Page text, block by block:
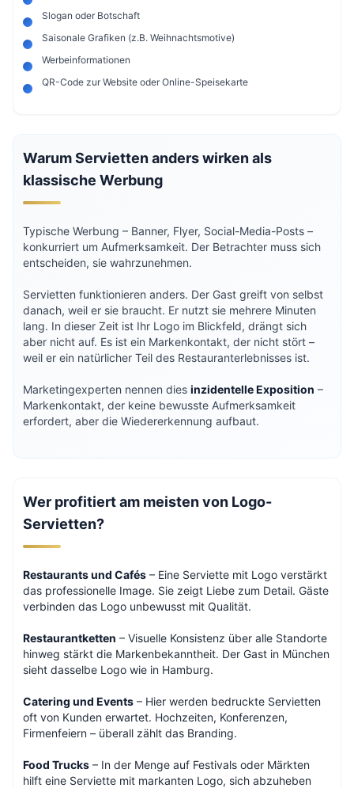
Slogan oder Botschaft
Saisonale Grafiken (z.B. Weihnachtsmotive)
Werbeinformationen
QR-Code zur Website oder Online-Speisekarte
Warum Servietten anders wirken als
klassische Werbung
Typische Werbung – Banner, Flyer, Social-Media-Posts –
konkurriert um Aufmerksamkeit. Der Betrachter muss sich
entscheiden, sie wahrzunehmen.
Servietten funktionieren anders. Der Gast greift von selbst
danach, weil er sie braucht. Er nutzt sie mehrere Minuten
lang. In dieser Zeit ist Ihr Logo im Blickfeld, drängt sich
aber nicht auf. Es ist ein Markenkontakt, der nicht stört –
weil er ein natürlicher Teil des Restauranterlebnisses ist.
Marketingexperten nennen dies inzidentelle Exposition –
Markenkontakt, der keine bewusste Aufmerksamkeit
erfordert, aber die Wiedererkennung aufbaut.
Wer profitiert am meisten von Logo-
Servietten?
Restaurants und Cafés – Eine Serviette mit Logo verstärkt
das professionelle Image. Sie zeigt Liebe zum Detail. Gäste
verbinden das Logo unbewusst mit Qualität.
Restaurantketten – Visuelle Konsistenz über alle Standorte
hinweg stärkt die Markenbekanntheit. Der Gast in München
sieht dasselbe Logo wie in Hamburg.
Catering und Events – Hier werden bedruckte Servietten
oft von Kunden erwartet. Hochzeiten, Konferenzen,
Firmenfeiern – überall zählt das Branding.
Food Trucks – In der Menge auf Festivals oder Märkten
hilft eine Serviette mit markanten Logo, sich abzuheben